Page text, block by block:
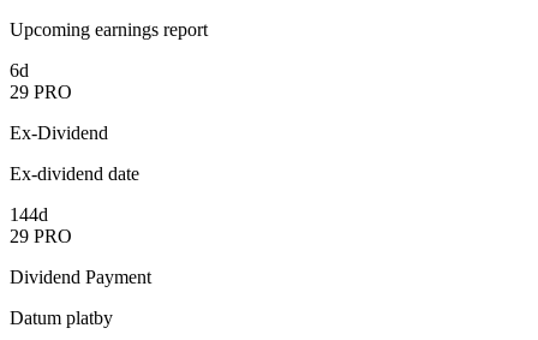
Upcoming earnings report
6d
29 PRO
Ex-Dividend
Ex-dividend date
144d
29 PRO
Dividend Payment
Datum platby